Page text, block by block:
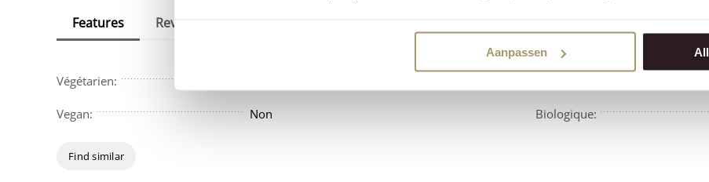
Aanpassen
Features Reviews
Végétarien:
Vegan: Non Biologique:
Find similar